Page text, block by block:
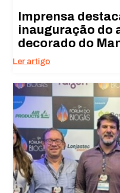
Imprensa
inauguração do
decorado do
Ler artigo